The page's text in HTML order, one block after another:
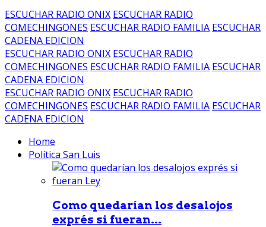
ESCUCHAR RADIO ONIX ESCUCHAR RADIO
COMECHINGONES ESCUCHAR RADIO FAMILIA ESCUCHAR
CADENA EDICION
ESCUCHAR RADIO ONIX ESCUCHAR RADIO
COMECHINGONES ESCUCHAR RADIO FAMILIA ESCUCHAR
CADENA EDICION
ESCUCHAR RADIO ONIX ESCUCHAR RADIO
COMECHINGONES ESCUCHAR RADIO FAMILIA ESCUCHAR
CADENA EDICION
Home
Política San Luis
Como quedarían los desalojos
exprés si fueran...